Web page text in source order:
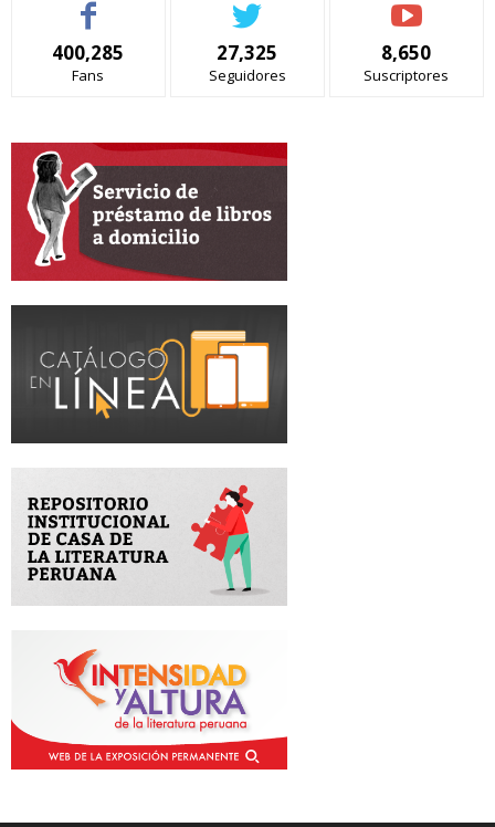
400,285
Fans
27,325
Seguidores
8,650
Suscriptores